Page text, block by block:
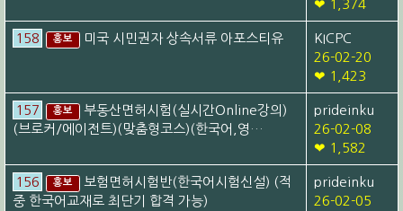
❤ 1,374
158 홍보 미국 시민권자 상속서류 아포스티유
KICPC
26-02-20
❤ 1,423
157 홍보
부동산면허시험(실시간Online강의)
(브로커/에이전트)(맞춤형코스)(한국어,영…
prideinku
26-02-08
❤ 1,582
156 홍보
보험면허시험반(한국어시험신설) (적
중 한국어교재로 최단기 합격 가능)
prideinku
26-02-05